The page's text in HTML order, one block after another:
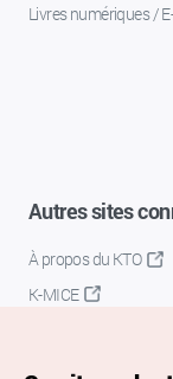
Livres numériques /
Autres sites
À propos du KTO
K-MICE